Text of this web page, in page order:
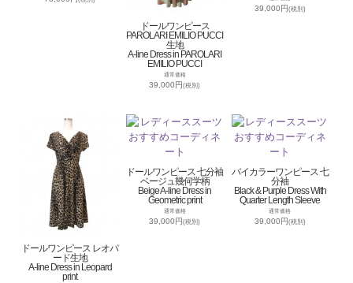
ドールワンピース
PAROLARI EMILIO PUCCI
生地
A-line Dress in PAROLARI
EMILIO PUCCI
通常価格
39,000円(税別)
39,000円 (税別)
ドールワンピース レオパ
ード生地
A-line Dress in Leopard
print
ドールワンピース 七分袖
ベージュ幾何学柄
Beige A-line Dress in
Geometric print
通常価格
39,000円(税別)
バイカラーワンピース 七
分袖
Black & Purple Dress With
Quarter Length Sleeve
通常価格
39,000円 (税別)